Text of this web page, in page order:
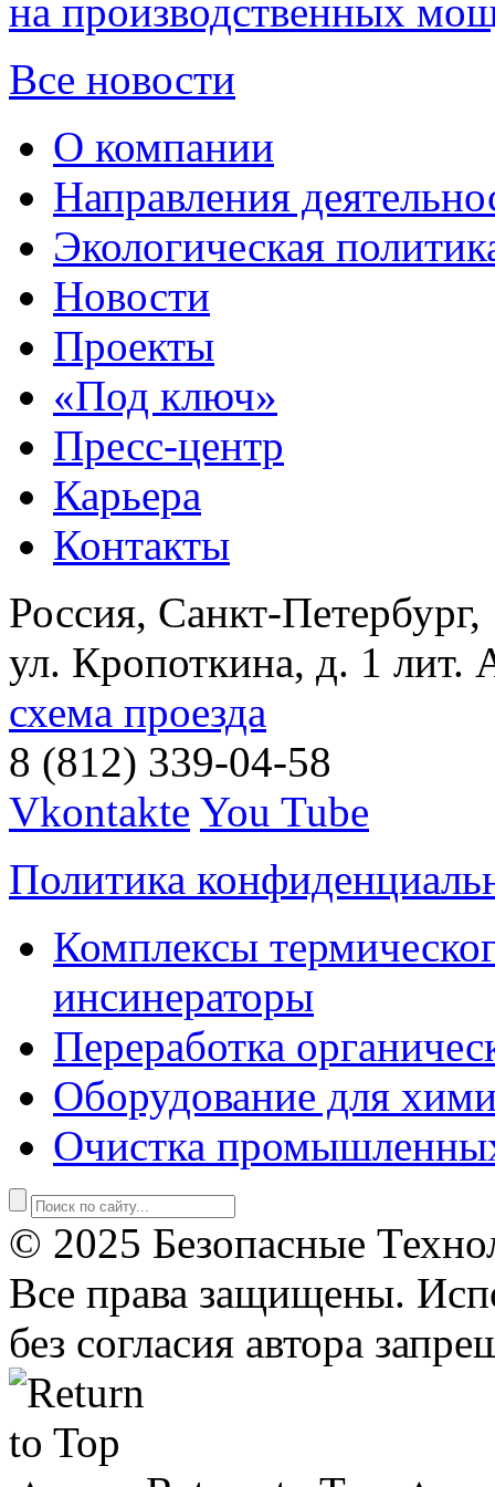
на производственных
Все новости
О компании
Направления
Экологическая
Новости
Проекты
«Под ключ»
Пресс-центр
Карьера
Контакты
Россия, Санкт-Петербург,
ул. Кропоткина, д. 1 лит.
схема проезда
8 (812) 339-04-58
Vkontakte You Tube
Политика
Комплексы
инсинераторы
Переработка
Оборудование для
Очистка
© 2025 Безопасные
Все права защищены.
без согласия автора